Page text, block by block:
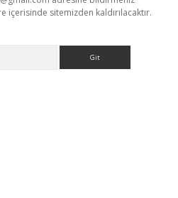
içerisinde sitemizden kaldırılacaktır.